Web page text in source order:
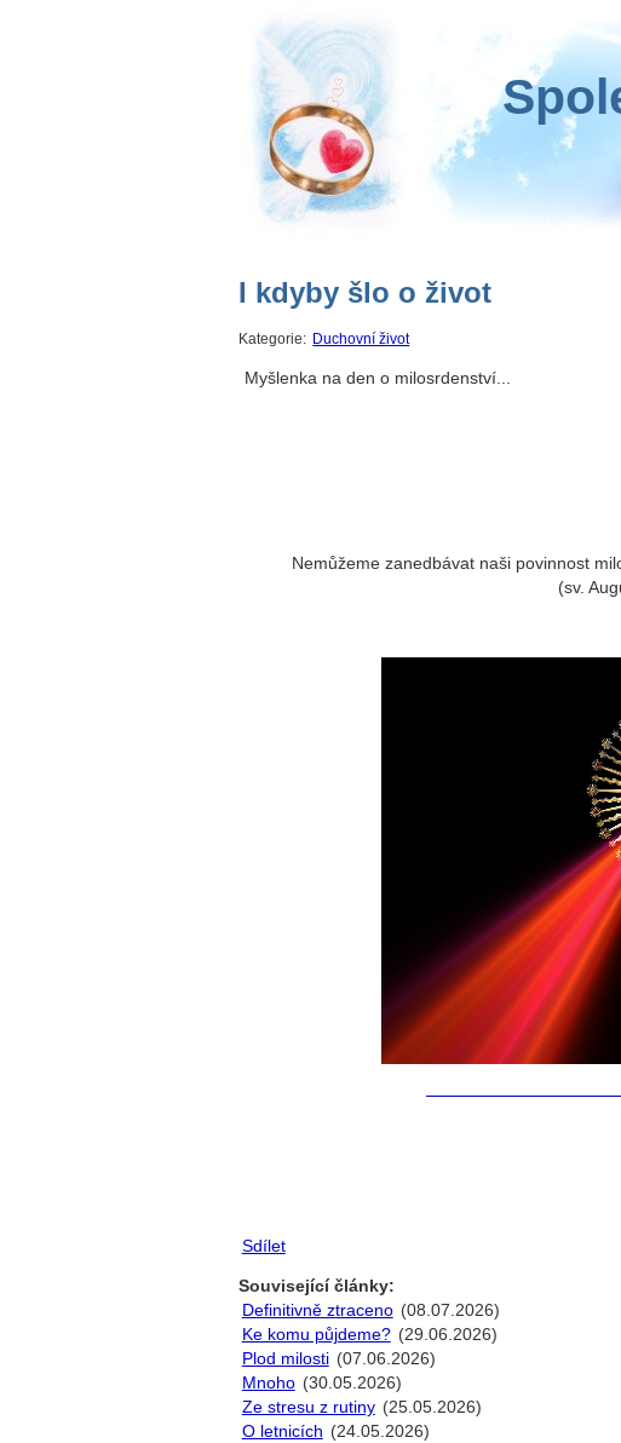
I kdyby šlo o život
Kategorie: Duchovní život
Myšlenka na den o milosrdenství...
Nemůžeme zanedbávat naši povinnost
(sv.
Sdílet
Související články:
Definitivně ztraceno (08.07.2026)
Ke komu půjdeme? (29.06.2026)
Plod milosti (07.06.2026)
Mnoho (30.05.2026)
Ze stresu z rutiny (25.05.2026)
O letnicích (24.05.2026)